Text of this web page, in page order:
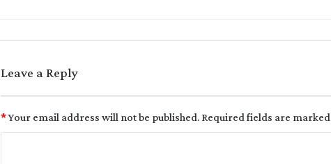
Leave a Reply
Your email address will not be published.Required fields are marked
*